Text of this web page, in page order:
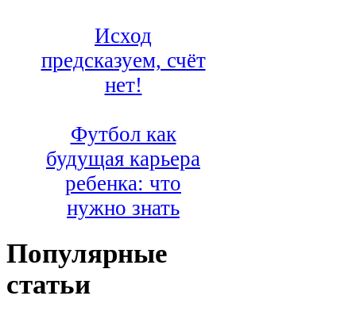
Исход
предсказуем, счёт
нет!
Футбол как
будущая карьера
ребенка: что
нужно знать
Популярные
статьи